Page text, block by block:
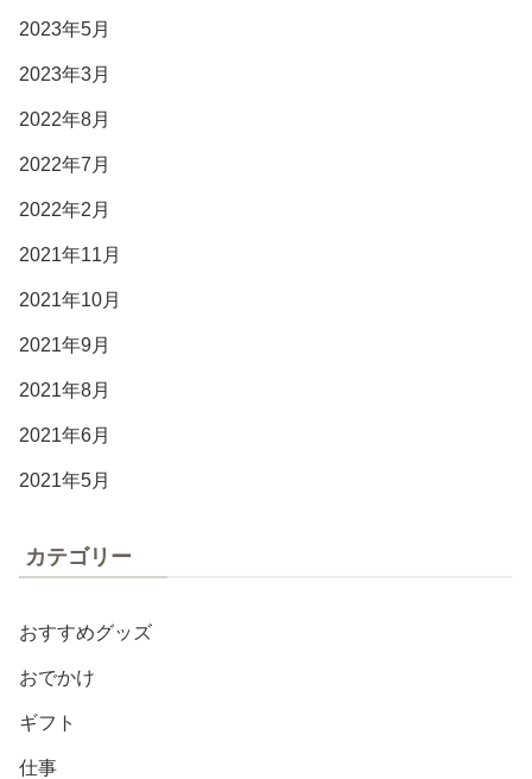
2023年5月
2023年3月
2022年8月
2022年7月
2022年2月
2021年11月
2021年10月
2021年9月
2021年8月
2021年6月
2021年5月
カテゴリー
おすすめグッズ
おでかけ
ギフト
仕事